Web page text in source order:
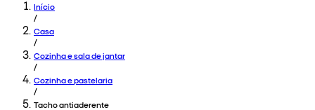
Início
/
Casa
/
Cozinha e sala de jantar
/
Cozinha e pastelaria
/
Tacho antiaderente